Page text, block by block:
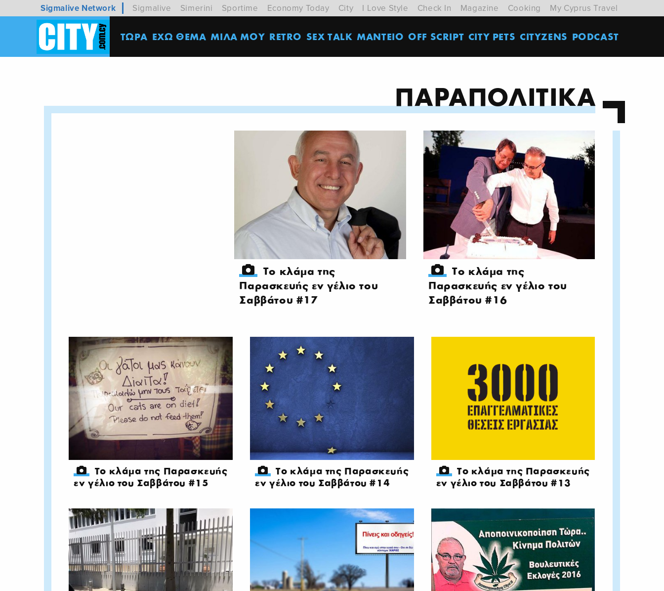
Sigmalive Network Sigmalive Simerini Sportime Economy Today City I Love Style Check In Magazine Cooking My Cyprus Travel
ΤΩΡΑ ΕΧΩ ΘΕΜΑ MΙΛΑ ΜΟΥ RETRO SEX TALK ΜΑΝΤΕΙΟ OFF SCRIPT CITY PETS CITYZENS PODCAST
ΠΑΡΑΠΟΛΙΤΙΚΑ
Το κλάμα της
Παρασκευής εν γέλιο του
Σαββάτου #17
Το κλάμα της
Παρασκευής εν γέλιο του
Σαββάτου #16
Το κλάμα της Παρασκευής
εν γέλιο του Σαββάτου #15
Το κλάμα της Παρασκευής
εν γέλιο του Σαββάτου #14
Το κλάμα της Παρασκευής
εν γέλιο του Σαββάτου #13